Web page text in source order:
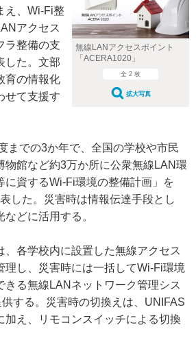
無線LANアクセスポイント
「ACERA1020」
全 2 枚
拡大写真
え、Wi-Fi整
アクセス
ラ整備の支
した。文部
育の情報化
せて支援す
までの3か年で、全国の学校や市民
物館など約3万か所に公衆無線LAN環
に資するWi-Fi環境の整備計画」を
した。災害時は情報伝達手段とし
どに活用する。
各学校内に設置した無線アクセス
理し、災害時には一括してWi-Fi環境
きる無線LANネットワーク管理シス
する。災害時の切換えは、UNIFAS
加え、リモコンスイッチによる切換